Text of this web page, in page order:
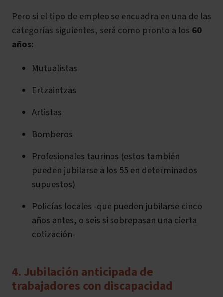
Pero si el tipo de empleo se encuadra en una de las
categorías siguientes, será como pronto a los 60
años:
Mutualistas
Ertzaintzas
Artistas
Bomberos
Profesionales taurinos (estos también
pueden jubilarse a los 55 en determinados
supuestos)
Policías locales -que pueden jubilarse cinco
años antes, o seis si sobrepasan una cierta
cotización-
4. Jubilación anticipada de
trabajadores con discapacidad